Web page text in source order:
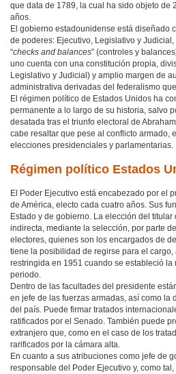
que data de 1789, la cual ha sido objeto de
años.
El gobierno estadounidense está diseñado
de poderes: Ejecutivo, Legislativo y
“checks and balances” (controles y
uno cuenta con una constitución propia,
Legislativo y Judicial) y amplio margen de
administrativa derivadas del federalismo
El régimen político de Estados Unidos ha
permanente a lo largo de su historia, salvo
desatada tras el triunfo electoral de
cabe resaltar que pese al conflicto armado,
elecciones presidenciales y parlamentarias.
Régimen político Estados
El Poder Ejecutivo está encabezado por el
de América, electo cada cuatro años. Sus
Estado y de gobierno. La elección del
indirecta, mediante la selección, por parte
electores, quienes son los encargados de
tiene la posibilidad de regirse para el cargo,
restringida en 1951 cuando se estableció
periodo.
Dentro de las facultades del presidente
en jefe de las fuerzas armadas, así como la
del país. Puede firmar tratados
ratificados por el Senado. También puede
extranjero que, como en el caso de los
rarificados por la cámara alta.
En cuanto a sus atribuciones como jefe de
responsable del Poder Ejecutivo y, como